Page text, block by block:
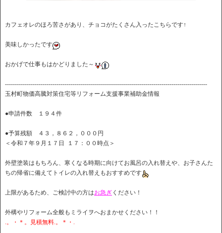
カフェオレのほろ苦さがあり、チョコがたくさん入ったこちらです↑
美味しかったです
おかげで仕事もはかどりました～
------------------------------------------------------------------------------------------------------
玉村町物価高騰対策住宅等リフォーム支援事業補助金情報
●申請件数 １９４件
●予算残額 ４３，８６２，０００円
＜令和７年９月１７日 １７：００時点＞
外壁塗装はもちろん、寒くなる時期に向けてお風呂の入れ替えや、お子さんた
ちの帰省に備えてトイレの入れ替えもおすすめです
上限があるため、ご検討中の方はお急ぎ ください！
外構やリフォーム全般もミライヲへおまかせください！！
.。・＊。見積無料.。＊・.